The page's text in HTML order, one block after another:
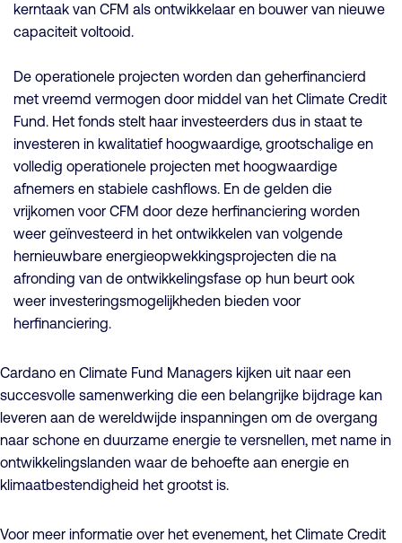
kerntaak van CFM als ontwikkelaar en bouwer van nieuwe
capaciteit voltooid.
De operationele projecten worden dan geherfinancierd
met vreemd vermogen door middel van het Climate Credit
Fund. Het fonds stelt haar investeerders dus in staat te
investeren in kwalitatief hoogwaardige, grootschalige en
volledig operationele projecten met hoogwaardige
afnemers en stabiele cashflows. En de gelden die
vrijkomen voor CFM door deze herfinanciering worden
weer geïnvesteerd in het ontwikkelen van volgende
hernieuwbare energieopwekkingsprojecten die na
afronding van de ontwikkelingsfase op hun beurt ook
weer investeringsmogelijkheden bieden voor
herfinanciering.
Cardano en Climate Fund Managers kijken uit naar een
succesvolle samenwerking die een belangrijke bijdrage kan
leveren aan de wereldwijde inspanningen om de overgang
naar schone en duurzame energie te versnellen, met name in
ontwikkelingslanden waar de behoefte aan energie en
klimaatbestendigheid het grootst is.
Voor meer informatie over het evenement, het Climate Credit